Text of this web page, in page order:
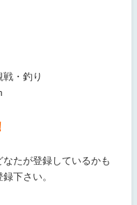
・釣り
たが登録しているかも
下さい。